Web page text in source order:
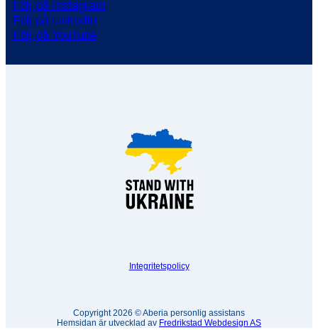
Följ på Instagram
Följ på LinkedIn
Följ på YouTube
Integritetspolicy
Copyright 2026 © Aberia personlig assistans
Hemsidan är utvecklad av Fredrikstad Webdesign AS